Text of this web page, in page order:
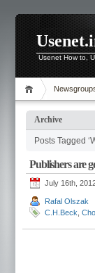
Usenet How to,
Archive
Posts Tagged
Publishers are
July 16th,
Rafal Olszak
C.H.Beck